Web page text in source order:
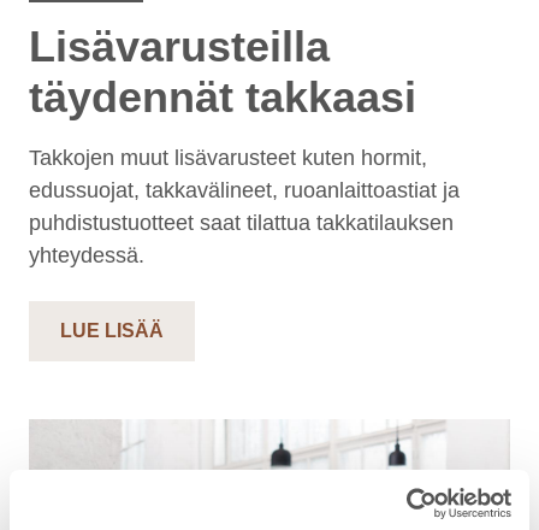
Lisävarusteilla
täydennät takkaasi
Takkojen muut lisävarusteet kuten hormit,
edussuojat, takkavälineet, ruoanlaittoastiat ja
puhdistustuotteet saat tilattua takkatilauksen
yhteydessä.
LUE LISÄÄ